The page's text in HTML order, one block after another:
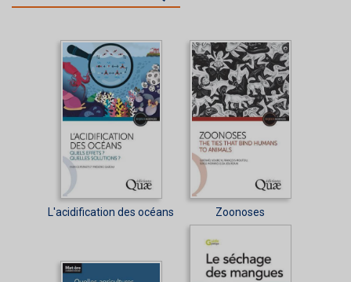
L'acidification des océans Zoonoses